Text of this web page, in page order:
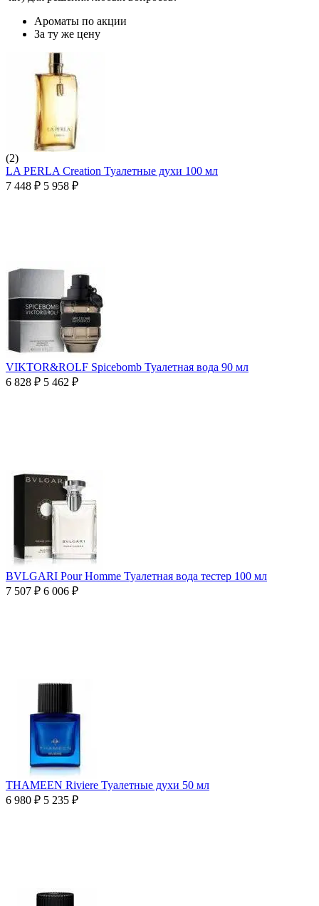
Ароматы по акции
За ту же цену
(2)
LA PERLA Creation Туалетные духи 100 мл
7 448 ₽ 5 958 ₽
VIKTOR&ROLF Spicebomb Туалетная вода 90 мл
6 828 ₽ 5 462 ₽
BVLGARI Pour Homme Туалетная вода тестер 100 мл
7 507 ₽ 6 006 ₽
THAMEEN Riviere Туалетные духи 50 мл
6 980 ₽ 5 235 ₽